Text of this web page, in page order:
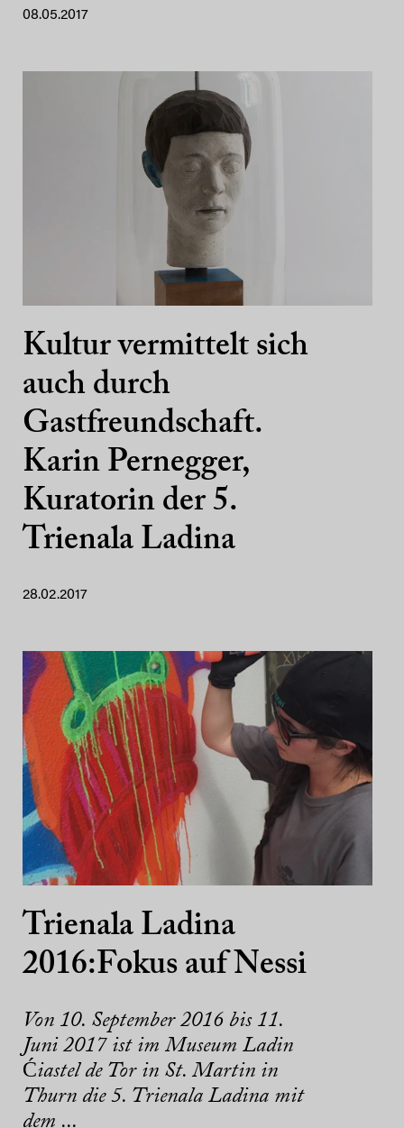
08.05.2017
Kultur vermittelt sich
auch durch
Gastfreundschaft.
Karin Pernegger,
Kuratorin der 5.
Trienala Ladina
28.02.2017
Trienala Ladina
2016:Fokus auf Nessi
Von 10. September 2016 bis 11.
Juni 2017 ist im Museum Ladin
Ćiastel de Tor in St. Martin in
Thurn die 5. Trienala Ladina mit
dem ...